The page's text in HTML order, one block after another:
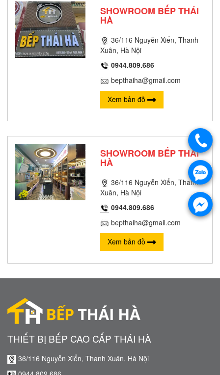
SHOWROOM BẾP THÁI
HÀ
36/116 Nguyễn Xiển, Thanh
Xuân, Hà Nội
0944.809.686
bepthaiha@gmail.com
Xem bản đồ
SHOWROOM BẾP THÁI
HÀ
36/116 Nguyễn Xiển, Thanh
Xuân, Hà Nội
0944.809.686
bepthaiha@gmail.com
Xem bản đồ
THIẾT BỊ BẾP CAO CẤP THÁI HÀ
36/116 Nguyễn Xiển, Thanh Xuân, Hà Nội